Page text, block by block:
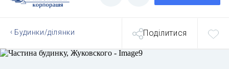
Будинки/ділянки Поділитися